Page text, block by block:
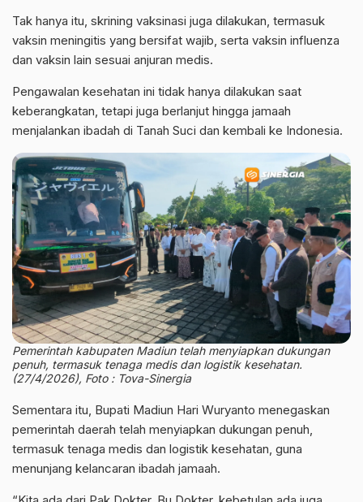
Tak hanya itu, skrining vaksinasi juga dilakukan, termasuk
vaksin meningitis yang bersifat wajib, serta vaksin influenza
dan vaksin lain sesuai anjuran medis.
Pengawalan kesehatan ini tidak hanya dilakukan saat
keberangkatan, tetapi juga berlanjut hingga jamaah
menjalankan ibadah di Tanah Suci dan kembali ke Indonesia.
Pemerintah kabupaten Madiun telah menyiapkan dukungan
penuh, termasuk tenaga medis dan logistik kesehatan.
(27/4/2026), Foto : Tova-Sinergia
Sementara itu, Bupati Madiun Hari Wuryanto menegaskan
pemerintah daerah telah menyiapkan dukungan penuh,
termasuk tenaga medis dan logistik kesehatan, guna
menunjang kelancaran ibadah jamaah.